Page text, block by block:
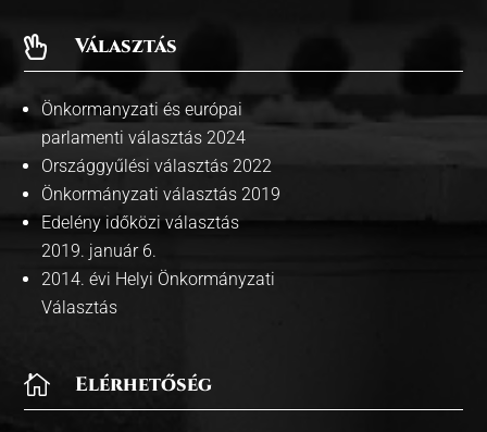
 Választás
Önkormanyzati és európai
parlamenti választás 2024
Országgyűlési választás 2022
Önkormányzati választás 2019
Edelény időközi választás
2019. január 6.
2014. évi Helyi Önkormányzati
Választás
 Elérhetőség